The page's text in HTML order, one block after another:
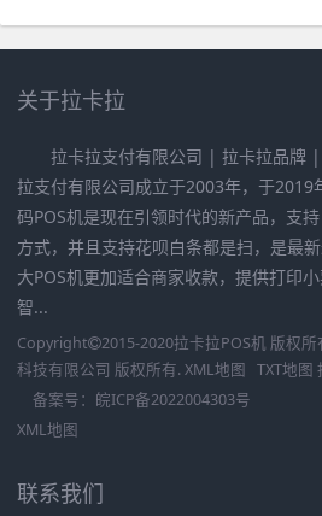
关于拉卡拉
拉卡拉支付有限公司 | 拉卡拉品
拉支付有限公司成立于2003年，于2019
码POS机是现在引领时代的新产品，支
方式，并且支持花呗白条都是扫，是最
大POS机更加适合商家收款，提供打印
智...
Copyright 2015-2020拉卡拉POS机 版权所
科技有限公司 版权所有. XML地图 TXT地图
备案号： 皖ICP备2022004303号
XML地图
联系我们